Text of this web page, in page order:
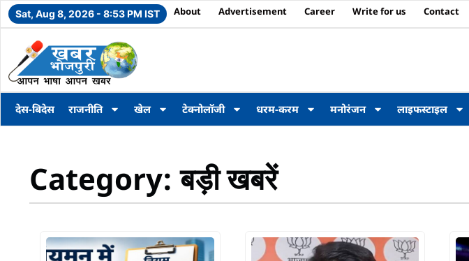
Sat, Aug 8, 2026 - 8:53 PM IST About Advertisement Career Write for us Contact
देस-बिदेस राजनीति खेल टेक्नोलॉजी धरम-करम मनोरंजन लाइफस्टाइल
Category: बड़ी खबरें